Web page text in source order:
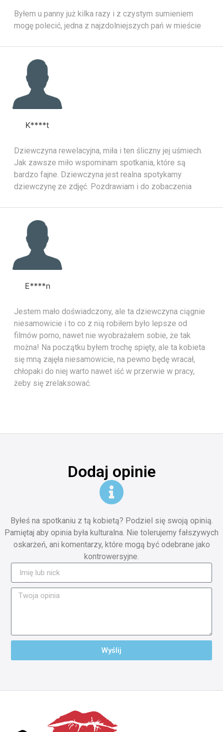
Byłem u panny już kilka razy i z czystym sumieniem
mogę polecić, jedna z najzdolniejszych pań w mieście
K****t
Dziewczyna rewelacyjna, miła i ten śliczny jej uśmiech.
Jak zawsze miło wspominam spotkania, które są
bardzo fajne. Dziewczyna jest realna spotykamy
dziewczynę ze zdjęć. Pozdrawiam i do zobaczenia
E****n
Jestem mało doświadczony, ale ta dziewczyna ciągnie
niesamowicie i to co z nią robiłem było lepsze od
filmów porno, nawet nie wyobrażałem sobie, że tak
można! Na początku byłem trochę spięty, ale ta kobieta
się mną zajęła niesamowicie, na pewno będę wracał,
chłopaki do niej warto nawet iść w przerwie w pracy,
żeby się zrelaksować.
Dodaj opinie
Byłeś na spotkaniu z tą kobietą? Podziel się swoją opinią.
Pamiętaj aby opinia była kulturalna. Nie tolerujemy fałszywych
oskarżeń, ani komentarzy, które mogą być odebrane jako
kontrowersyjne.
Wyślij